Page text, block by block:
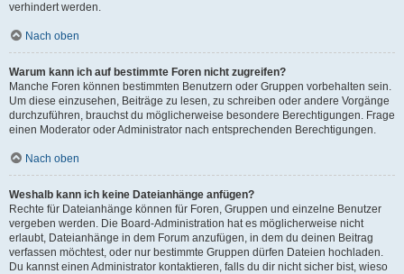
verhindert werden.
Nach oben
Warum kann ich auf bestimmte Foren nicht zugreifen?
Manche Foren können bestimmten Benutzern oder Gruppen vorbehalten sein.
Um diese einzusehen, Beiträge zu lesen, zu schreiben oder andere Vorgänge
durchzuführen, brauchst du möglicherweise besondere Berechtigungen. Frage
einen Moderator oder Administrator nach entsprechenden Berechtigungen.
Nach oben
Weshalb kann ich keine Dateianhänge anfügen?
Rechte für Dateianhänge können für Foren, Gruppen und einzelne Benutzer
vergeben werden. Die Board-Administration hat es möglicherweise nicht
erlaubt, Dateianhänge in dem Forum anzufügen, in dem du deinen Beitrag
verfassen möchtest, oder nur bestimmte Gruppen dürfen Dateien hochladen.
Du kannst einen Administrator kontaktieren, falls du dir nicht sicher bist, wieso